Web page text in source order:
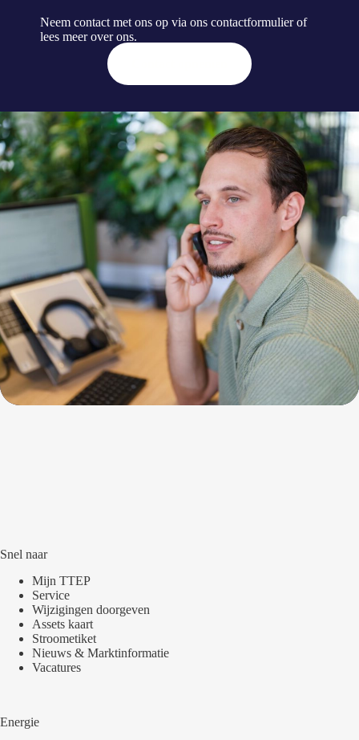
Neem contact met ons op via ons contactformulier of
lees meerover ons.
Snel naar
Mijn TTEP
Service
Wijzigingen doorgeven
Assets kaart
Stroometiket
Nieuws & Marktinformatie
Vacatures
Energie